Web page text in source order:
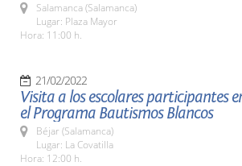
Salamanca (Salamanca)
Lugar: Plaza Mayor
Hora: 11:00 h.
21/02/2022
Visita a los escolares participantes
el Programa Bautismos Blancos
Béjar (Salamanca)
Lugar: La Covatilla
Hora: 12:00 h.